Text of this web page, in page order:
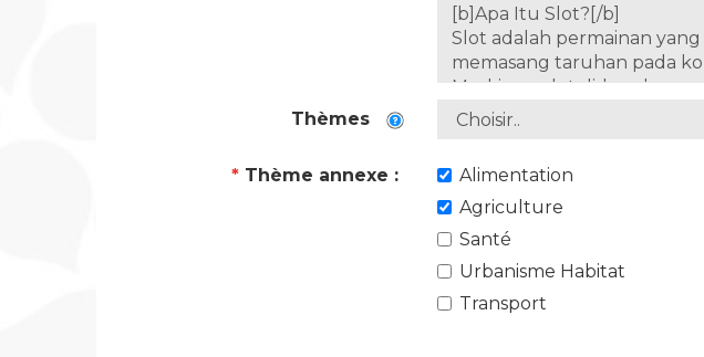
Thèmes
*Thème annexe :
Alimentation
Agriculture
Santé
Urbanisme Habitat
Transport